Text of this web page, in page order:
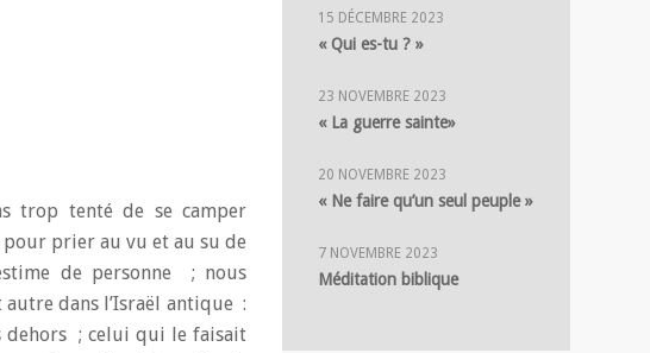
trop tenté de se camper
prier au vu et au su de
de personne ; nous
dans l’Israël antique :
dehors ; celui qui le faisait
15 DÉCEMBRE 2023
« Qui es-tu ? »
23 NOVEMBRE 2023
« La guerre sainte»
20 NOVEMBRE 2023
« Ne faire qu’un seul peuple »
7 NOVEMBRE 2023
Méditation biblique